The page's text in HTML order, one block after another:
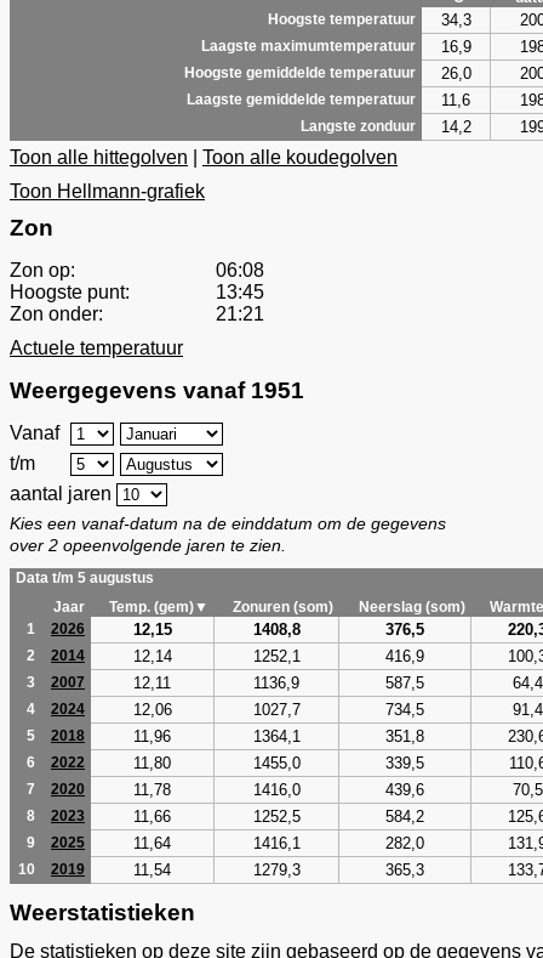
Hoogste temperatuur
34,3
Laagste maximumtemperatuur 16,9
Hoogste gemiddelde temperatuur 26,0
Laagste gemiddelde temperatuur 11,6
Langste zonduur 14,2
Toon alle hittegolven
Toon alle koudegolven
Toon Hellmann-grafiek
Zon
Zon op:
06:08
Hoogste punt:
13:45
Zon onder:
21:21
Actuele temperatuur
Weergegevens vanaf 1951
Vanaf
t/m
aantal jaren
Kies een vanaf-datum na de einddatum om de gegevens
over 2 opeenvolgende jaren te zien.
Data t/m 5 augustus
Jaar
Temp. (gem)▼ Zonuren (som) Neerslag (som)
1
2026 12,15 1408,8 376,5
2 2014 12,14 1252,1 416,9
3 2007 12,11 1136,9 587,5 64,4
4 2024 12,06 1027,7 734,5 91,4
5 2018 11,96 1364,1 351,8
6 2022 11,80 1455,0 339,5
7 2020 11,78 1416,0 439,6 70,5
8 2023 11,66 1252,5 584,2
9 2025 11,64 1416,1 282,0
10 2019 11,54 1279,3 365,3
Weerstatistieken
De statistieken op deze site zijn gebaseerd op de gegevens